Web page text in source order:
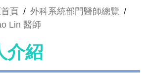
頁 / 外科系統部門醫師總覽 /
Lin 醫師
介紹